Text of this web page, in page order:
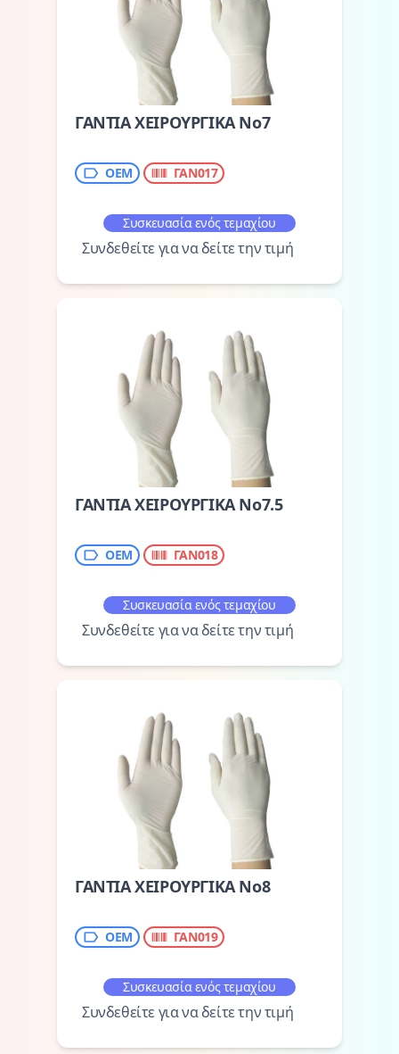
ΓΑΝΤΙΑ ΧΕΙΡΟΥΡΓΙΚΑ Νο7
ΟΕΜ ΓΑΝ017
Συσκευασία ενός τεμαχίου
Συνδεθείτε για να δείτε την τιμή
ΓΑΝΤΙΑ ΧΕΙΡΟΥΡΓΙΚΑ Νο7.5
ΟΕΜ ΓΑΝ018
Συσκευασία ενός τεμαχίου
Συνδεθείτε για να δείτε την τιμή
ΓΑΝΤΙΑ ΧΕΙΡΟΥΡΓΙΚΑ Νο8
ΟΕΜ ΓΑΝ019
Συσκευασία ενός τεμαχίου
Συνδεθείτε για να δείτε την τιμή